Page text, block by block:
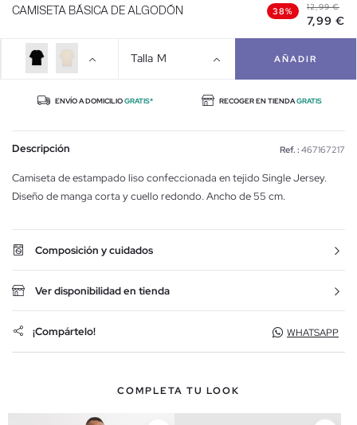
CAMISETA BÁSICA DE ALGODÓN 38% 12,99 €
7,99 €
Talla M AÑADIR
ENVÍO A DOMICILIOGRATIS* RECOGER EN TIENDAGRATIS
Descripción Ref. : 467167217
Camiseta de estampado liso confeccionada en tejido Single Jersey.
Diseño de manga corta y cuello redondo. Ancho de 55 cm.
Composición y cuidados
Ver disponibilidad en tienda
¡Compártelo! WHATSAPP
COMPLETA TU LOOK